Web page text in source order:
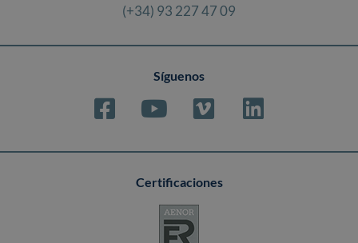
(+34) 93 227 47 09
Síguenos
Certificaciones